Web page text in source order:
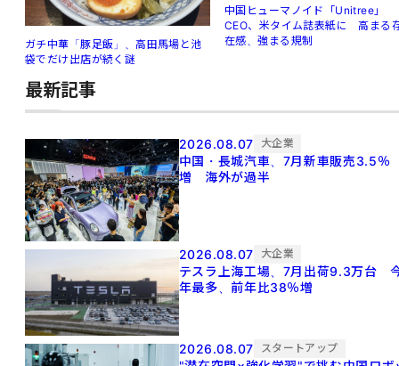
ガチ中華「豚足飯」、高田馬場と池
袋でだけ出店が続く謎
中国ヒューマノイド「Unitree」
CEO、米タイム誌表紙に 高まる
在感、強まる規制
最新記事
2026.08.07 大企業
中国・長城汽車、7月新車販売3.5％
増 海外が過半
2026.08.07 大企業
テスラ上海工場、7月出荷9.3万台
年最多、前年比38％増
2026.08.07 スタートアップ